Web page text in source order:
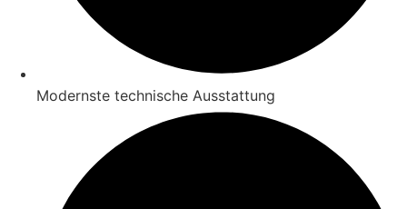
Modernste technische Ausstattung